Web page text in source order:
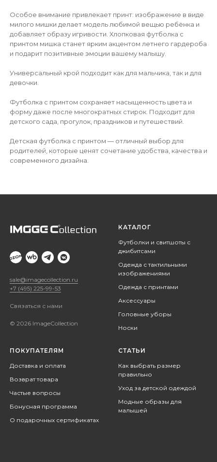
Особое внимание привлекает принт: изображение в виде
милого мишки делает модель любимой вещью ребёнка и
добавляет образу игривости. Хлопковая футболка с
принтом мишка станет ярким акцентом летнего гардероба
и подарит позитивные эмоции вашему малышу.
Универсальный крой подходит как для мальчика, так и для
девочки.
Футболка с принтом сохраняет насыщенность цвета и
форму даже после многократных стирок. Подходит для
детского сада, прогулок, праздников и путешествий.
Детская футболка с принтом — отличный выбор для
родителей, которые ценят сочетание удобства, качества и
современного дизайна.
sale@imagecollection.ru
+7 (495) 225-99-53
Связаться с нами
© 2026 ImageCollection
КАТАЛОГ
Футболки и свитшоты с
джибитсами
Одежда с тактильными
изображениями
Одежда с принтами
Аксессуары
Головные уборы
Носки
ПОКУПАТЕЛЯМ
Доставка и оплата
Возврат товара
Частые вопросы
Бонусная программа
О подарочных сертификатах
СТАТЬИ
Как выбрать размер
правильно
Уход за детской одеждой
Модные образы для
малышей